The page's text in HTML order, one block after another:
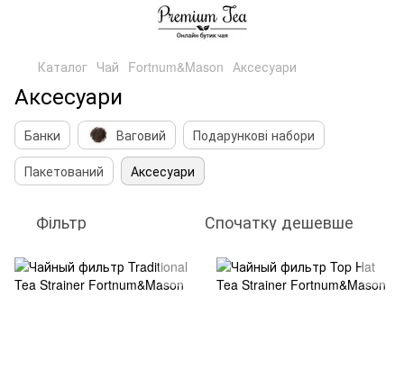
Каталог Чай Fortnum&Mason Аксесуари
Аксесуари
Банки Ваговий
Подарункові набори
Пакетований
Аксесуари
Фільтр Спочатку дешевше